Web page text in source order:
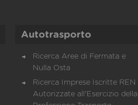
Autotrasporto
Ricerca Aree di Fermata e
Nulla Osta
Ricerca Imprese Iscritte REN
Autorizzate all'Esercizio della